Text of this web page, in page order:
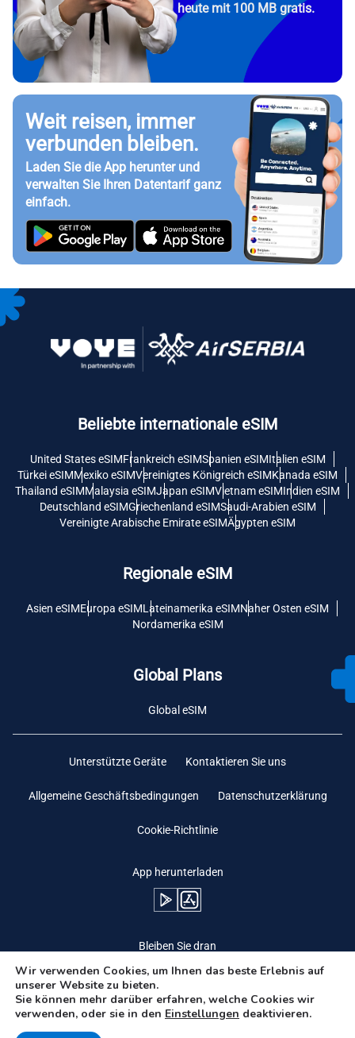
heute mit 100 MB gratis.
Weit reisen, immer
verbunden bleiben.
Laden Sie die App herunter und
verwalten Sie Ihren Datentarif ganz
einfach.
Beliebte internationale eSIM
United States eSIMFrankreich eSIMSpanien eSIMItalien eSIM
Türkei eSIMMexiko eSIMVereinigtes Königreich eSIMKanada eSIM
Thailand eSIMMalaysia eSIMJapan eSIMVietnam eSIMIndien eSIM
Deutschland eSIMGriechenland eSIMSaudi-Arabien eSIM
Vereinigte Arabische Emirate eSIMÄgypten eSIM
Regionale eSIM
Asien eSIMEuropa eSIMLateinamerika eSIMNaher Osten eSIM
Nordamerika eSIM
Global Plans
Global eSIM
Unterstützte Geräte Kontaktieren Sie uns
Allgemeine Geschäftsbedingungen Datenschutzerklärung
Cookie-Richtlinie
App herunterladen
Bleiben Sie dran
Wir verwenden Cookies, um Ihnen das beste Erlebnis auf
unserer Website zu bieten.
Sie können mehr darüber erfahren, welche Cookies wir
verwenden, oder sie in den Einstellungen deaktivieren.